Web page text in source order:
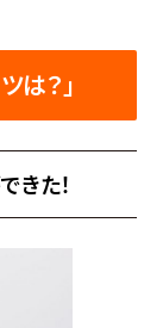
は？」
きた！